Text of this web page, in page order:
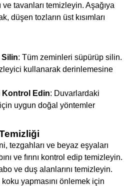
tavanları temizleyin. Aşağıya
düşen tozların üst kısımları
: Tüm zeminleri süpürüp silin.
kullanarak derinlemesine
Kontrol Edin: Duvarlardaki
uygun doğal yöntemler
tezgahları ve beyaz eşyaları
ve fırını kontrol edip temizleyin.
ve duş alanlarını temizleyin.
yapmasını önlemek için